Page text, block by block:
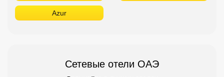
Azur
Сетевые отели ОАЭ